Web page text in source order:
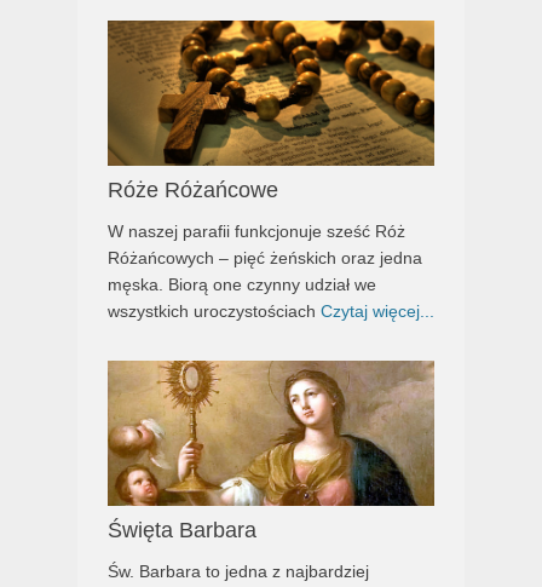
Róże Różańcowe
W naszej parafii funkcjonuje sześć Róż
Różańcowych – pięć żeńskich oraz jedna
męska. Biorą one czynny udział we
wszystkich uroczystościach Czytaj więcej...
Święta Barbara
Św. Barbara to jedna z najbardziej